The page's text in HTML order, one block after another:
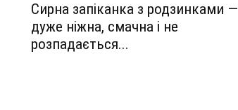
Сирна запіканка з родзинками —
дуже ніжна, смачна і не
розпадається...